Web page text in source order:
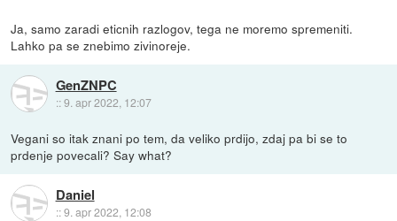
Ja, samo zaradi eticnih razlogov, tega ne moremo spremeniti.
Lahko pa se znebimo zivinoreje.
GenZNPC
::9. apr 2022, 12:07
Vegani so itak znani po tem, da veliko prdijo, zdaj pa bi se to
prdenje povecali? Say what?
Daniel
::9. apr 2022, 12:08